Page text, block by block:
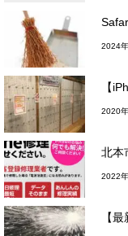
2024
【
2020
北本
2022
【